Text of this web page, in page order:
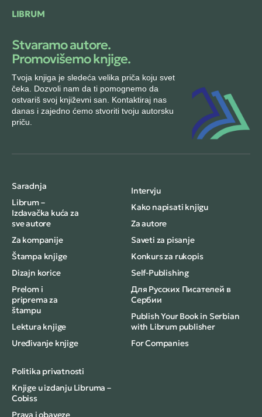
LIBRUM
Stvaramo autore.
Promovišemo knjige.
Tvoja knjiga je sledeća velika priča koju svet
čeka. Dozvoli nam da ti pomognemo da
ostvariš svoj književni san. Kontaktiraj nas
danas i zajedno ćemo stvoriti tvoju autorsku
priču.
Saradnja
Librum –
Izdavačka kuća za
sve autore
Za kompanije
Štampa knjige
Dizajn korice
Prelom i
priprema za
štampu
Lektura knjige
Uređivanje knjige
Intervju
Kako napisati knjigu
Za autore
Saveti za pisanje
Konkurs za rukopis
Self-Publishing
Для Русских Писателей в
Сербии
Publish Your Book in Serbian
with Librum publisher
For Companies
Politika privatnosti
Knjige u izdanju Libruma –
Cobiss
Prava i obaveze